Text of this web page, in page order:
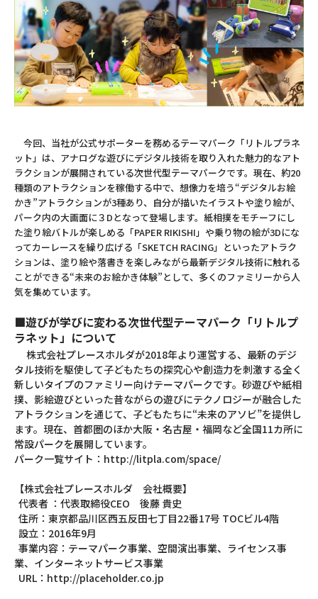
今回、当社が公式サポーターを務めるテーマパーク「リトルプラネ
ット」は、アナログな遊びにデジタル技術を取り入れた魅力的なアト
ラクションが展開されている次世代型テーマパークです。現在、約20
種類のアトラクションを稼働する中で、想像力を培う“デジタルお絵
かき”アトラクションが3種あり、自分が描いたイラストや塗り絵が、
パーク内の大画面に３Dとなって登場します。紙相撲をモチーフにし
た塗り絵バトルが楽しめる「PAPER RIKISHI」や乗り物の絵が3Dにな
ってカーレースを繰り広げる「SKETCH RACING」といったアトラク
ションは、塗り絵や落書きを楽しみながら最新デジタル技術に触れる
ことができる“未来のお絵かき体験”として、多くのファミリーから人
気を集めています。
■遊びが学びに変わる次世代型テーマパーク「リトルプ
ラネット」について
株式会社プレースホルダが2018年より運営する、最新のデジ
タル技術を駆使して子どもたちの探究心や創造力を刺激する全く
新しいタイプのファミリー向けテーマパークです。砂遊びや紙相
撲、影絵遊びといった昔ながらの遊びにテクノロジーが融合した
アトラクションを通じて、子どもたちに“未来のアソビ”を提供し
ます。現在、首都圏のほか大阪・名古屋・福岡など全国11カ所に
常設パークを展開しています。
パーク一覧サイト： http://litpla.com/space/
【株式会社プレースホルダ 会社概要】
代表者 ：代表取締役CEO 後藤 貴史
住所：東京都品川区西五反田七丁目22番17号 TOCビル4階
設立：2016年9月
事業内容：テーマパーク事業、空間演出事業、ライセンス事
業、インターネットサービス事業
URL： http://placeholder.co.jp